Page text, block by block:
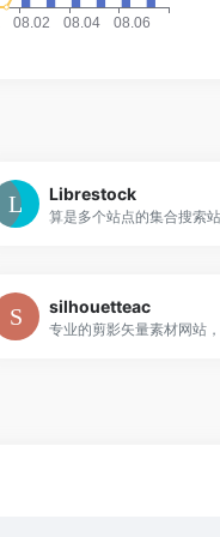
Librestock
silhouetteac